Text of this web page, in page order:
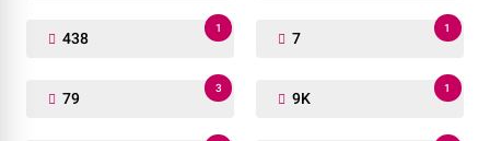
438
1
7
1
79
3
9K
1